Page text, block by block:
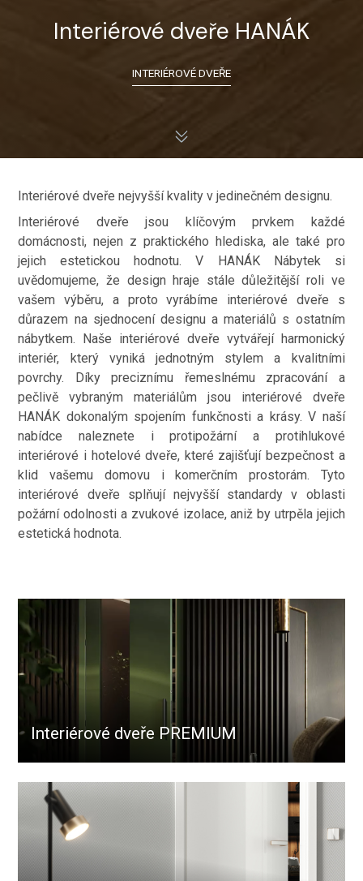
Interiérové dveře HANÁK
INTERIÉROVÉ DVEŘE
Interiérové dveře nejvyšší kvality v jedinečném designu.
Interiérové dveře jsou klíčovým prvkem každé
domácnosti, nejen z praktického hlediska, ale také pro
jejich estetickou hodnotu. V HANÁK Nábytek si
uvědomujeme, že design hraje stále důležitější roli ve
vašem výběru, a proto vyrábíme interiérové dveře s
důrazem na sjednocení designu a materiálů s ostatním
nábytkem. Naše interiérové dveře vytvářejí harmonický
interiér, který vyniká jednotným stylem a kvalitními
povrchy. Díky preciznímu řemeslnému zpracování a
pečlivě vybraným materiálům jsou interiérové dveře
HANÁK dokonalým spojením funkčnosti a krásy. V naší
nabídce naleznete i protipožární a protihlukové
interiérové i hotelové dveře, které zajišťují bezpečnost a
klid vašemu domovu i komerčním prostorám. Tyto
interiérové dveře splňují nejvyšší standardy v oblasti
požární odolnosti a zvukové izolace, aniž by utrpěla jejich
estetická hodnota.
Interiérové dveře PREMIUM